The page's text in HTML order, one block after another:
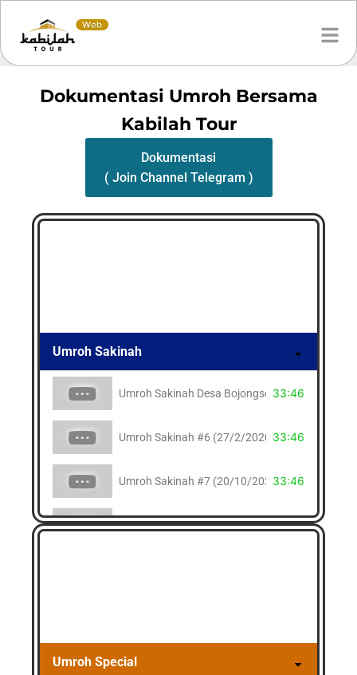
Dokumentasi Umroh Bersama
Kabilah Tour
Dokumentasi
( Join Channel Telegram )
Umroh Sakinah
Umroh Sakinah Desa Bojongsoang33:46
Umroh Sakinah #6 (27/2/2020)33:46
Umroh Sakinah #7 (20/10/2022)33:46
Umroh Sakinah #8 (28/11/2023)33:46
Umroh Sakinah #11 (8/2/2025)
Umroh Special